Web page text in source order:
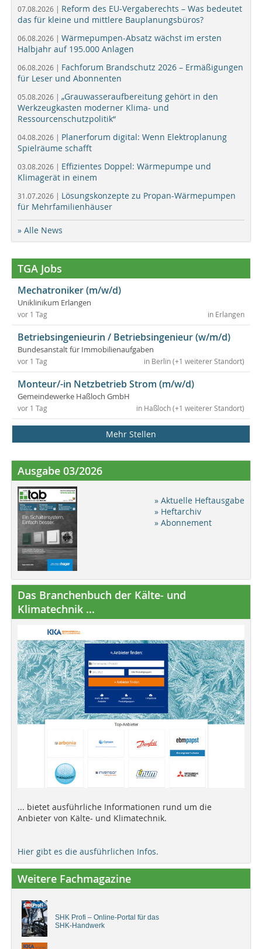
07.08.2026 | Reform des EU-Vergaberechts – Was bedeutet
das für kleine und mittlere Bauplanungsbüros?
06.08.2026 | Wärmepumpen-Absatz wächst im ersten
Halbjahr auf 195.000 Anlagen
06.08.2026 | Fachforum Brandschutz 2026 – Ermäßigungen
für Leser und Abonnenten
05.08.2026 | „Grauwasseraufbereitung gehört in den
Werkzeugkasten moderner Klima- und
Ressourcenschutzpolitik“
04.08.2026 | Planerforum digital: Wenn Elektroplanung
Spielräume schafft
03.08.2026 | Effizientes Doppel: Wärmepumpe und
Klimagerät in einem
31.07.2026 | Lösungskonzepte zu Propan-Wärmepumpen
für Mehrfamilienhäuser
» Alle News
TGA Jobs
Mechatroniker (m/w/d)
Uniklinikum Erlangen
in Erlangen
vor 1 Tag
Betriebsingenieurin / Betriebsingenieur (w/m/d)
Bundesanstalt für Immobilienaufgaben
in Berlin (+1 weiterer Standort)
vor 1 Tag
Monteur/-in Netzbetrieb Strom (m/w/d)
Gemeindewerke Haßloch GmbH
in Haßloch (+1 weiterer Standort)
vor 1 Tag
Mehr Stellen
Ausgabe 03/2026
» Aktuelle Heftausgabe
» Heftarchiv
» Abonnement
Das Branchenbuch der Kälte- und
Klimatechnik ...
... bietet ausführliche Informationen rund um die
Anbieter von Kälte- und Klimatechnik.
Hier gibt es die ausführlichen Infos.
Weitere Fachmagazine
SHK Profi – Online-Portal für das
SHK-Handwerk